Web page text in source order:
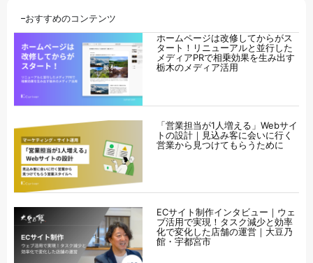
おすすめのコンテンツ
ホームページは改修してからがス
タート！リニューアルと並行した
メディアPRで相乗効果を生み出す
栃木のメディア活用
「営業担当が1人増える」Webサイ
トの設計｜見込み客に会いに行く
営業から見つけてもらうために
ECサイト制作インタビュー｜ウェ
ブ活用で実現！タスク減少と効率
化で変化した店舗の運営｜大豆乃
館・宇都宮市